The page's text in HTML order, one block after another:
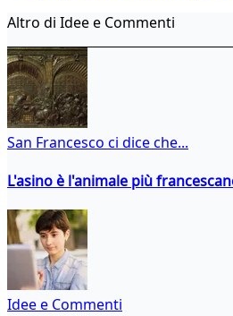
Altro di Idee e Commenti
San Francesco ci dice che...
L'asino è l'animale più
Idee e Commenti